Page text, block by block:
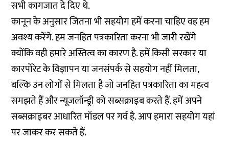
सभी कागजात दे दिए थे.
कानून के अनुसार जितना भी सहयोग हमें करना चाहिए वह हम
अवश्य करेंगे. हम जनहित पत्रकारिता करना भी जारी रखेंगे
क्योंकि वही हमारे अस्तित्व का कारण है. हमें किसी सरकार या
कारपोरेट के विज्ञापन या जनसंपर्क से सहयोग नहीं मिलता,
बल्कि उन लोगों से मिलता है जो जनहित पत्रकारिता का महत्व
समझते हैं और न्यूजलॉन्ड्री को सब्सक्राइब करते हैं. हमें अपने
सब्सक्राइबर आधारित मॉडल पर गर्व है. आपहमारा सहयोग यहां
पर जाकरकर सकते हैं.